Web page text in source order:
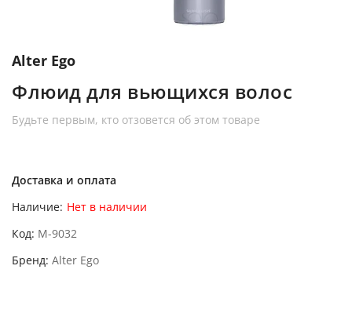
Alter Ego
Флюид для вьющихся волос
Будьте первым, кто отзовется об этом товаре
Доставка и оплата
Наличие: Нет в наличии
Код M-9032
Бренд Alter Ego